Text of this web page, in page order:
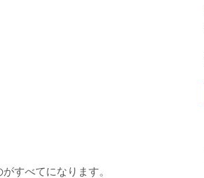
すべてになります。